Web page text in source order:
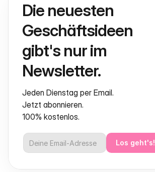
Die neuesten
Geschäftsideen
gibt's nur im
Newsletter.
Jeden Dienstag per Email.
Jetzt abonnieren.
100% kostenlos.
Los geht's!